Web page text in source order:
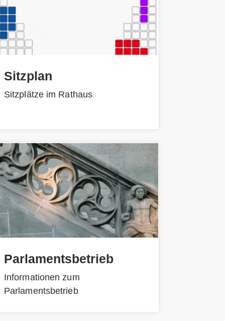
Sitzplan
Sitzplätze im Rathaus
Parlamentsbetrieb
Informationen zum
Parlamentsbetrieb